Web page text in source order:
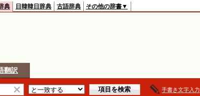
典 日韓韓日辞典 古語辞典 その他の辞書▼
翻訳
手書き文字入力